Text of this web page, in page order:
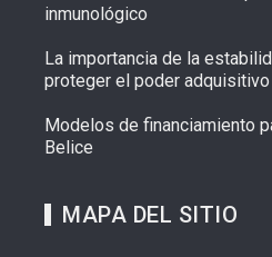
inmunológico
La importancia de la
proteger el poder
Modelos de financiamiento
Belice
MAPA DEL SITIO